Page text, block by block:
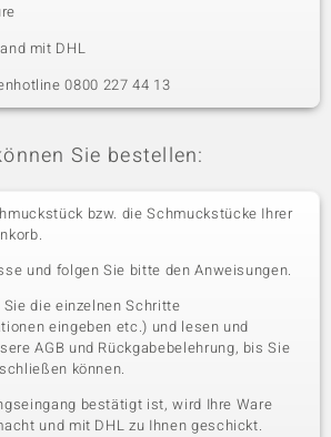
mit DHL
0800 227 44 13
Sie bestellen:
bzw. die Schmuckstücke Ihrer
und folgen Sie bitte den Anweisungen.
die einzelnen Schritte
eingeben etc.) und lesen und
AGB und Rückgabebelehrung, bis Sie
können.
bestätigt ist, wird Ihre Ware
und mit DHL zu Ihnen geschickt.